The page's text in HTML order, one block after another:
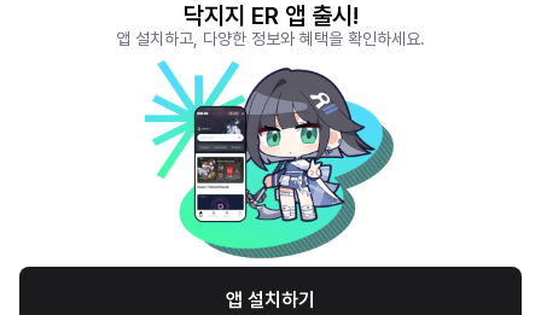
리그오브레전드 전적검색 포로지지PORO.GG
전략적팀전투 TFT 전적검색 롤체지지 LOLCHESS.GG
메이플스토리 종합통계MAPLE.GG
VALORANT.DAK.GG
배틀그라운드 전적검색PUBG.DAK.GG
이터널 리턴 전적검색ER.DAK.GG
GENSHIN.DAK.GG
DEADLOCK.DAK.GG
서비스 이용 약관 개인정보 취급방침 제휴 문의 고객센터 채용
© All Rights Reserved. Hosted by PlayXP Inc. Eternal Return and all related
닥지지 ER 앱 출시!
앱 설치하고, 다양한 정보와 혜택을 확인하세요.
앱 설치하기